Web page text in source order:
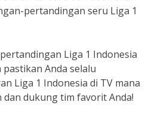
pertandingan seru Liga 1
Liga 1 Indonesia
pastikan Anda selalu
Liga 1 Indonesia di TV mana
dan dukung tim favorit Anda!